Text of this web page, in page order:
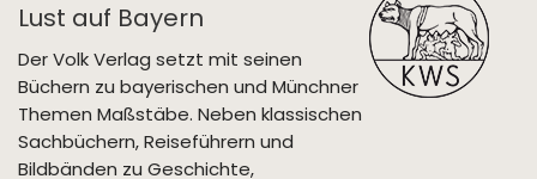
Lust auf Bayern
Der Volk Verlag setzt mit seinen
Büchern zu bayerischen und Münchner
Themen Maßstäbe. Neben klassischen
Sachbüchern, Reiseführern und
Bildbänden zu Geschichte,